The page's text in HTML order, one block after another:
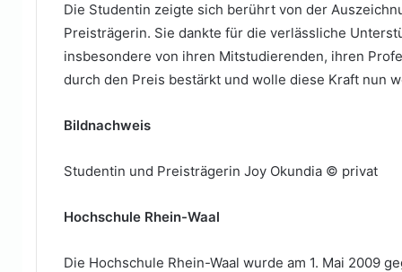
Die Studentin zeigte sich berührt von der
Preisträgerin. Sie dankte für die verlässliche
insbesondere von ihren Mitstudierenden, ihren
durch den Preis bestärkt und wolle diese Kraft nun
Bildnachweis
Studentin und Preisträgerin Joy Okundia © privat
Hochschule Rhein-Waal
Die Hochschule Rhein-Waal wurde am 1. Mai 2009